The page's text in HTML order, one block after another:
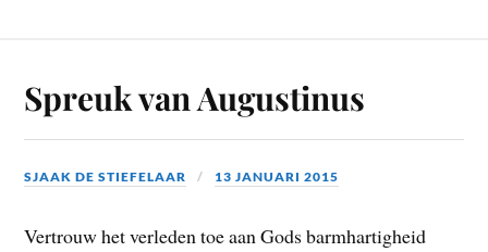
Spreuk van Augustinus
SJAAK DE STIEFELAAR 13 JANUARI 2015
Vertrouw het verleden toe aan Gods barmhartigheid